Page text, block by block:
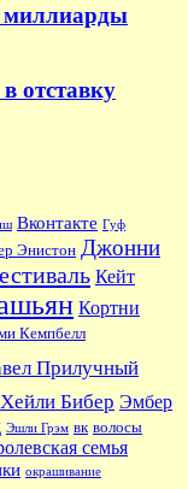
миллиарды
отставку
Вконтакте Гуф
Энистон Джонни
Кейт
Кортни
Кемпбелл
Прилучный
Хейли Бибер Эмбер
Эшли Грэм вк волосы
семья
окрашивание